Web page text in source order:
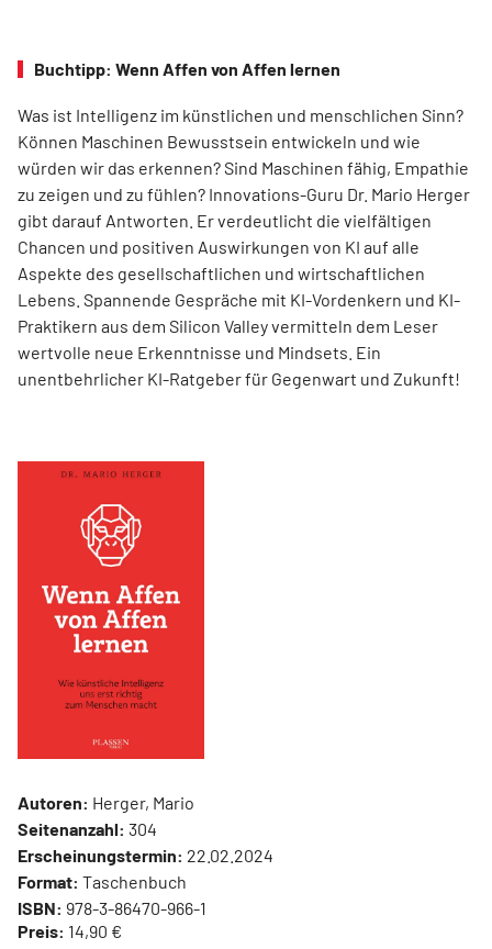
Buchtipp: Wenn Affen von Affen lernen
Was ist Intelligenz im künstlichen und menschlichen Sinn?
Können Maschinen Bewusstsein entwickeln und wie
würden wir das erkennen? Sind Maschinen fähig, Empathie
zu zeigen und zu fühlen? Innovations-Guru Dr. Mario Herger
gibt darauf Antworten. Er verdeutlicht die viel­fältigen
Chancen und positiven Auswirkungen von KI auf alle
Aspekte des gesellschaftlichen und wirtschaftlichen
Lebens. Spannende Gespräche mit KI-Vordenkern und KI-
Praktikern aus dem Silicon Valley vermitteln dem Leser
wertvolle neue Erkenntnisse und Mindsets. Ein
unentbehrlicher KI-Ratgeber für Gegenwart und Zukunft!
Autoren: Herger, Mario
Seitenanzahl: 304
Erscheinungstermin: 22.02.2024
Format: Taschenbuch
ISBN: 978-3-86470-966-1
Preis: 14,90 €